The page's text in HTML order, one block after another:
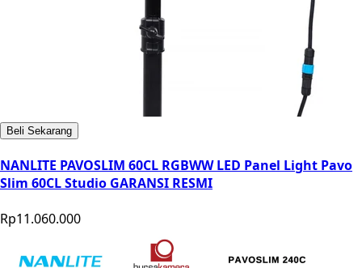
Beli Sekarang
NANLITE PAVOSLIM 60CL RGBWW LED Panel Light Pavo
Slim 60CL Studio GARANSI RESMI
Rp11.060.000